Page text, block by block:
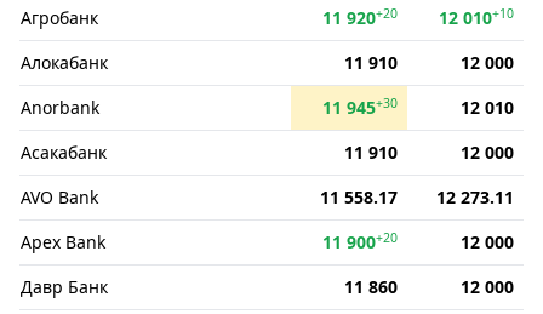
Агробанк
11 920+20 12 010+10
Алокабанк 11 910
12 000
Anorbank
11 945+30
12 010
Асакабанк
11 910
12 000
AVO Bank
11 558.17
12 273.11
Apex Bank
11 900+20
12 000
Давр Банк
11 860
12 000